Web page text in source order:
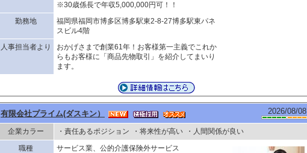
※30歳係長で年収5,000,000円可！！
勤務地
福岡県福岡市博多区博多駅東2-8-27博多駅東パネ
スビル4階
人事担当者より
おかげさまで創業61年！お客様第一主義でこれか
らもお客様に「商品先物取引」を紹介してまいり
ます。
有限会社プライム(ダスキン） 2026/08/08
企業カラー ・責任あるポジション ・将来性が高い
・人間関係が良い
職種
サービス業、公的介護保険外サービス